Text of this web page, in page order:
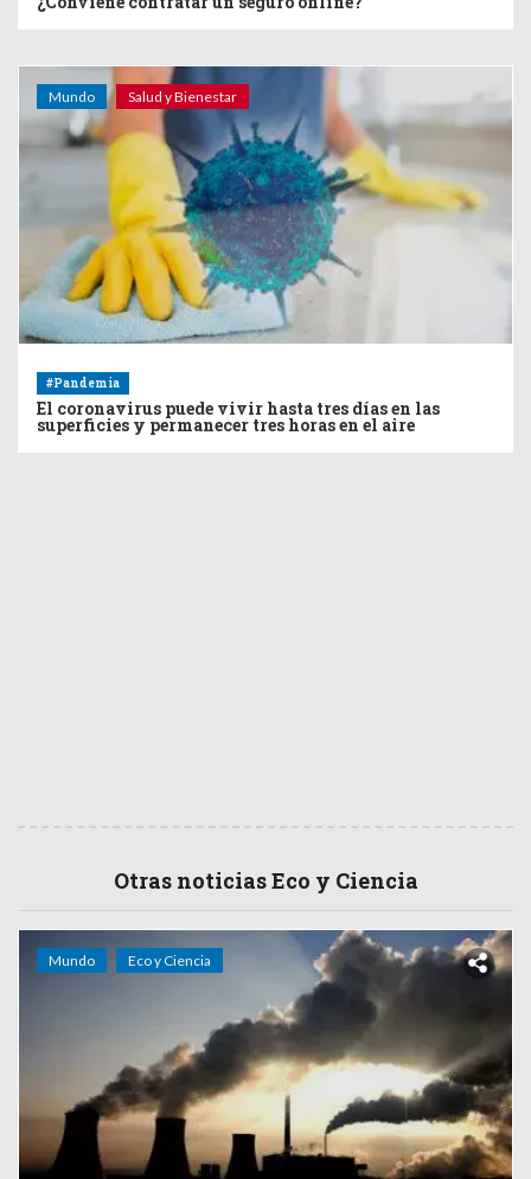
Mundo Salud y Bienestar
#Pandemia
El coronavirus puede vivir hasta tres días en las
superficies y permanecer tres horas en el aire
Otras noticias Eco y Ciencia
Mundo Eco y Ciencia